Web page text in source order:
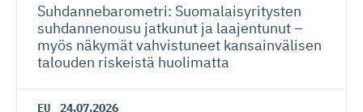
Suhdanneba­ro­metri: Suomalaisy­ri­tysten
suhdannenousu jatkunut ja laajentunut –
myös näkymät vahvistuneet kansainvälisen
talouden riskeistä huolimatta
EU 24.07.2026